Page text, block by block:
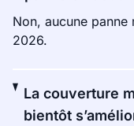
Non, aucune panne
2026.
La couverture
bientôt